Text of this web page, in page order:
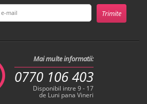
Mai multe informatii:
0770 106 403
Disponibil intre 9 - 17
de Luni pana Vineri